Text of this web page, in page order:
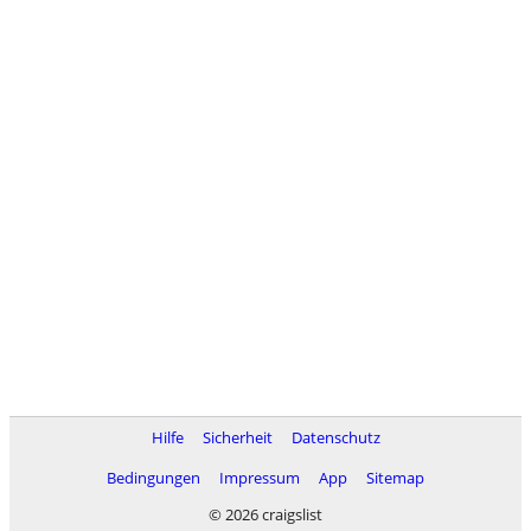
Hilfe Sicherheit
Datenschutz
Bedingungen
Impressum App
Sitemap
© 2026 craigslist